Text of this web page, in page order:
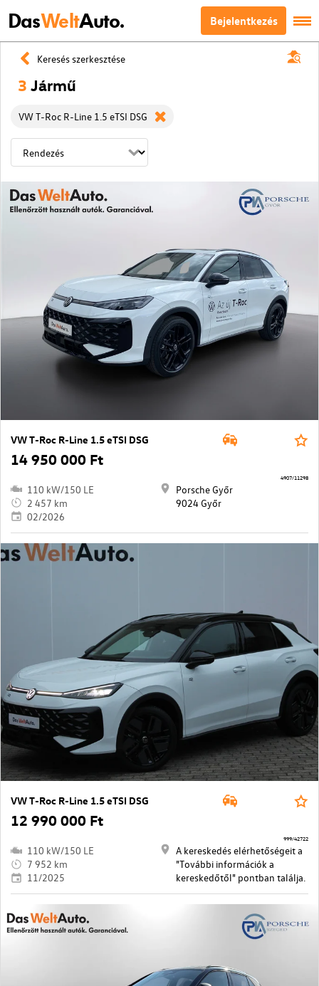
DasWeltAuto. Bejelentkezés
Keresés szerkesztése
3 Jármű
VW T-Roc R-Line 1.5 eTSI DSG
VW T-Roc R-Line 1.5 eTSI DSG
14 950 000 Ft
110 kW/150 LE
2 457 km
02/2026
Porsche Győr
9024 Győr
4907/11298
VW T-Roc R-Line 1.5 eTSI DSG
12 990 000 Ft
110 kW/150 LE
7 952 km
11/2025
A kereskedés elérhetőségeit a
"További információk a
kereskedőtől" pontban találja.
999/42722